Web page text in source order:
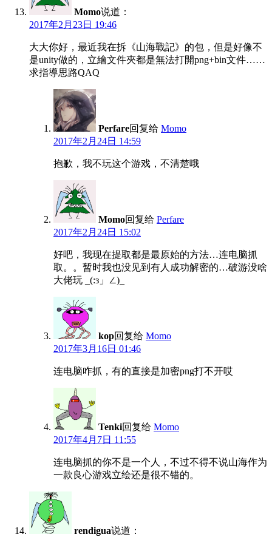
Momo说道：
2017年2月23日 19:46
大大你好，最近我在拆《山海戰記》的包，但是好像不
是unity做的，立繪文件夾都是無法打開png+bin文件……
求指導思路QAQ
Perfare回复给 Momo
2017年2月24日 14:59
抱歉，我不玩这个游戏，不清楚哦
Momo回复给 Perfare
2017年2月24日 15:02
好吧，我现在提取都是最原始的方法…连电脑抓
取。。暂时我也没见到有人成功解密的…破游没啥
大佬玩 _(:з」∠)_
kop回复给 Momo
2017年3月16日 01:46
连电脑咋抓，有的直接是加密png打不开哎
Tenki回复给 Momo
2017年4月7日 11:55
连电脑抓的你不是一个人，不过不得不说山海作为
一款良心游戏立绘还是很不错的。
rendigua说道：